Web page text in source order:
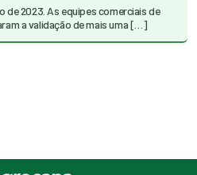
de 2023. As equipes comerciais de
a validação de mais uma […]